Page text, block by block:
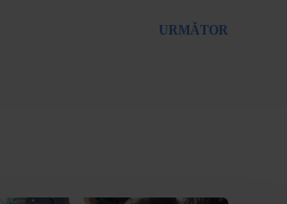
URMĂTOR